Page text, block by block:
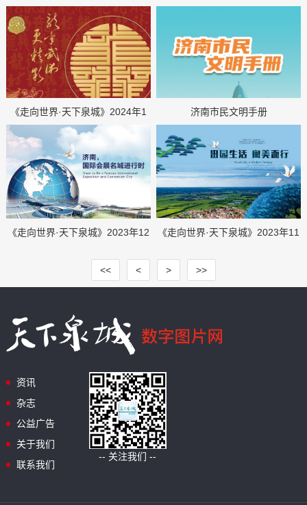
月刊
月刊
《走向世界·天下泉城》2024年1
月刊
济南市民文明手册
《走向世界·天下泉城》2023年12
《走向世界·天下泉城》2023年11
<< < > >>
资讯
杂志
公益广告
关于我们
联系我们
-- 关注我们 --